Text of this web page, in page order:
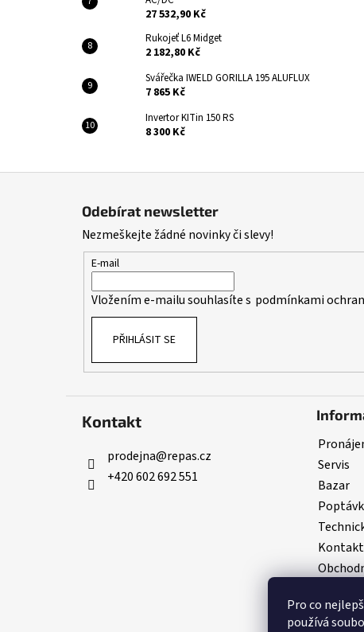
Pro co
používá
27 532,90 Kč
Rukojeť L6 Midget
2 182,80 Kč
Svářečka IWELD GORILLA 195 ALUFLUX
7 865 Kč
Invertor KITin 150 RS
8 300 Kč
Odebírat newsletter
Nezmeškejte žádné novinky či slevy!
E-mail
Vložením e-mailu souhlasíte s podmínkami
PŘIHLÁSIT SE
Kontakt
prodejna@repas.cz
+420 602 692 551
Servis
Bazar